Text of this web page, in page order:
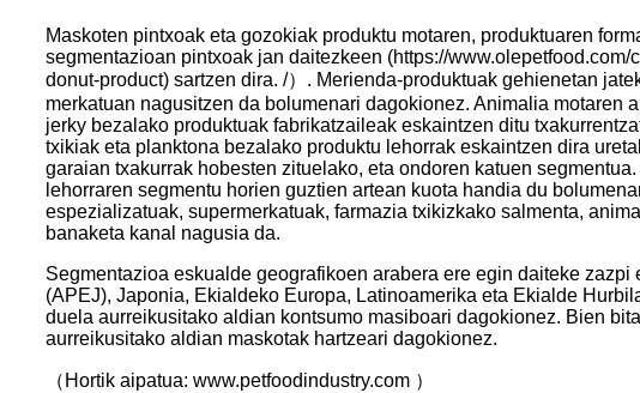
Maskoten pintxoak eta gozokiak produktu motaren, produktuaren
segmentazioan pintxoak jan daitezkeen (https://
donut-product) sartzen dira. /）. Merienda-produktuak gehienetan
merkatuan nagusitzen da bolumenari dagokionez. Animalia motaren
jerky bezalako produktuak fabrikatzaileak eskaintzen ditu
txikiak eta planktona bezalako produktu lehorrak eskaintzen dira
garaian txakurrak hobesten zituelako, eta ondoren katuen
lehorraren segmentu horien guztien artean kuota handia du
espezializatuak, supermerkatuak, farmazia txikizkako salmenta,
banaketa kanal nagusia da.
Segmentazioa eskualde geografikoen arabera ere egin daiteke
(APEJ), Japonia, Ekialdeko Europa, Latinoamerika eta Ekialde
duela aurreikusitako aldian kontsumo masiboari dagokionez. Bien
aurreikusitako aldian maskotak hartzeari dagokionez.
（Hortik aipatua: www.petfoodindustry.com ）